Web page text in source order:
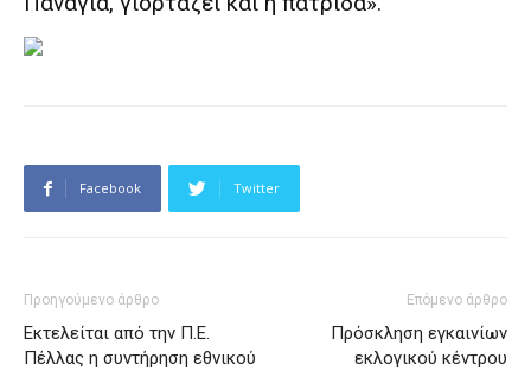
Facebook Twitter
Προηγούμενο άρθρο
Εκτελείται από την Π.Ε.
Πέλλας η συντήρηση εθνικού
Επόμενο άρθρο
Πρόσκληση εγκαινίων
εκλογικού κέντρου